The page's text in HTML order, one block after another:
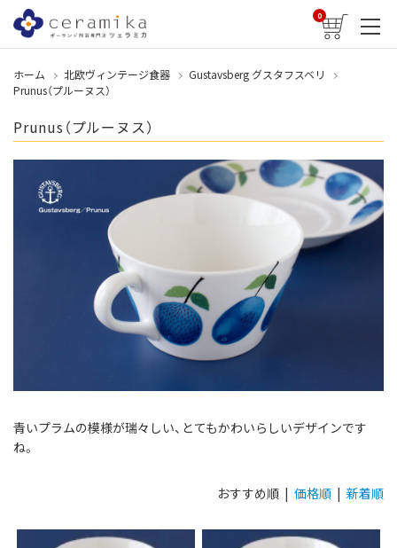
0
ホーム 北欧ヴィンテージ食器
Gustavsberg グスタフスベリ
Prunus（プルーヌス）
Prunus（プルーヌス）
青いプラムの模様が瑞々しい、とてもかわいらしいデザインです
ね。
おすすめ順 | 価格順 | 新着順